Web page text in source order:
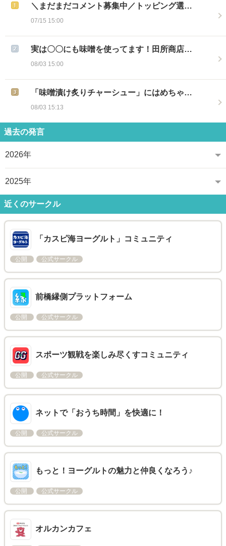
＼まだまだコメント募集中／トッピング選…
07/15 15:00
実は〇〇にも味噌を使ってます！田所商店…
08/03 15:00
「味噌漬け炙りチャーシュー」にはめちゃ…
08/03 15:13
過去の発言
2026年
2025年
近くのサークル
「カスピ海ヨーグルト」コミュニティ
公開 公式サークル
前橋縁側プラットフォーム
公開 公式サークル
スポーツ観戦を楽しみ尽くすコミュニティ
公開 公式サークル
ネットで「おうち時間」を快適に！
公開 公式サークル
もっと！ヨーグルトの魅力と仲良くなろう♪
公開 公式サークル
オルカンカフェ